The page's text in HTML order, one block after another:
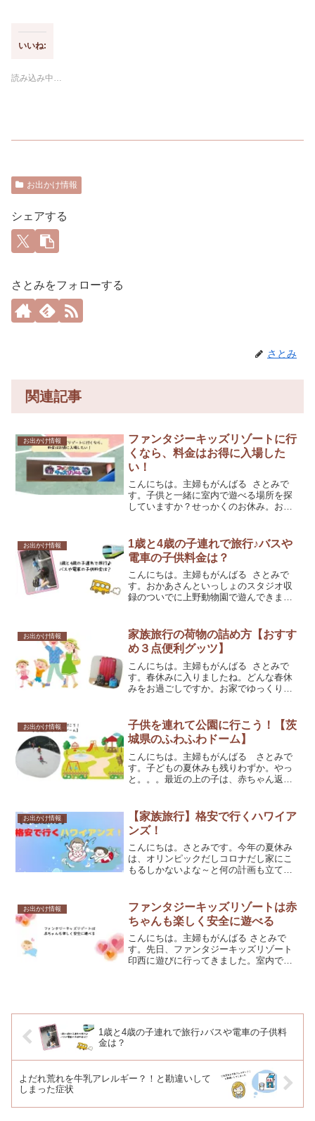
いいね:
読み込み中…
お出かけ情報
シェアする
さとみをフォローする
さとみ
関連記事
お出かけ情報
ファンタジーキッズリゾートに行
くなら、料金はお得に入場した
い！
こんにちは。主婦もがんばる さとみで
す。子供と一緒に室内で遊べる場所を探
していますか？せっかくのお休み。お出
楽しみにしていたお子さんはガッカリで
すよね。でも、室内なら...
お出かけ情報
1歳と4歳の子連れで旅行♪バスや
電車の子供料金は？
こんにちは。主婦もがんばる さとみで
す。おかあさんといっしょのスタジオ収
録のついでに上野動物園で遊んできまし
からないけど。どっちにしても、どこに
行っても混んでいました...
お出かけ情報
家族旅行の荷物の詰め方【おすす
め３点便利グッツ】
こんにちは。主婦もがんばる さとみで
す。春休みに入りましたね。どんな春休
みをお過ごしですか。お家でゆっくりす
がやるんですよね（；^ω^）現地について
から、どこに何があ...
お出かけ情報
子供を連れて公園に行こう！【茨
城県のふわふわドーム】
こんにちは。主婦もがんばる さとみで
す。子どもの夏休みも残りわずか。やっ
と。。。最近の上の子は、赤ちゃん返り
泣き叫んでいます。よくもま～そんなに
泣いていられるもんだ。と...
お出かけ情報
【家族旅行】格安で行くハワイア
ンズ！
こんにちは。さとみです。今年の夏休み
は、オリンピックだしコロナだし家にこ
もるしかないよな～と何の計画も立てず
人ともYouTubeばかり見て１日が終わっ
ちゃってるんじゃな...
お出かけ情報
ファンタジーキッズリゾートは赤
ちゃんも楽しく安全に遊べる
こんにちは。主婦もがんばる さとみで
す。先日、ファンタジーキッズリゾート
印西に遊びに行ってきました。室内で赤
1歳と4歳の子連れで旅行♪バスや電車の子供料
金は？
よだれ荒れを牛乳アレルギー？！と勘違いして
しまった症状